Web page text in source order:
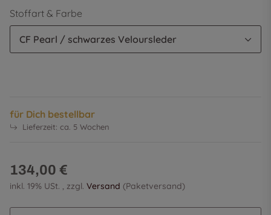
Stoffart & Farbe
CF Pearl / schwarzes Veloursleder
für Dich bestellbar
Lieferzeit: ca. 5 Wochen
134,00 €
inkl. 19% USt. , zzgl. Versand (Paketversand)